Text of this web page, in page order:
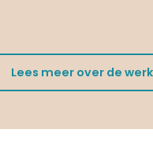
Lees meer over de